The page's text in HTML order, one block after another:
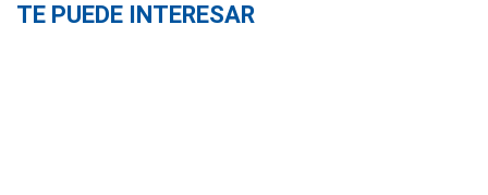
TE PUEDE INTERESAR